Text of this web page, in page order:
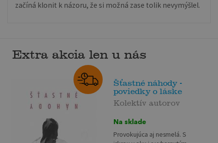
začíná klonit k názoru, že si možná zase tolik nevymýšlel.
Extra akcia len u nás
Šťastné náhody -
poviedky o láske
Kolektív autorov
Na sklade
Provokujúca aj nesmelá. S